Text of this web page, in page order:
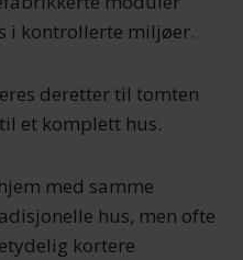
i kontrollerte miljøer.
deretter til tomten
et komplett hus.
med samme
hus, men ofte
kortere